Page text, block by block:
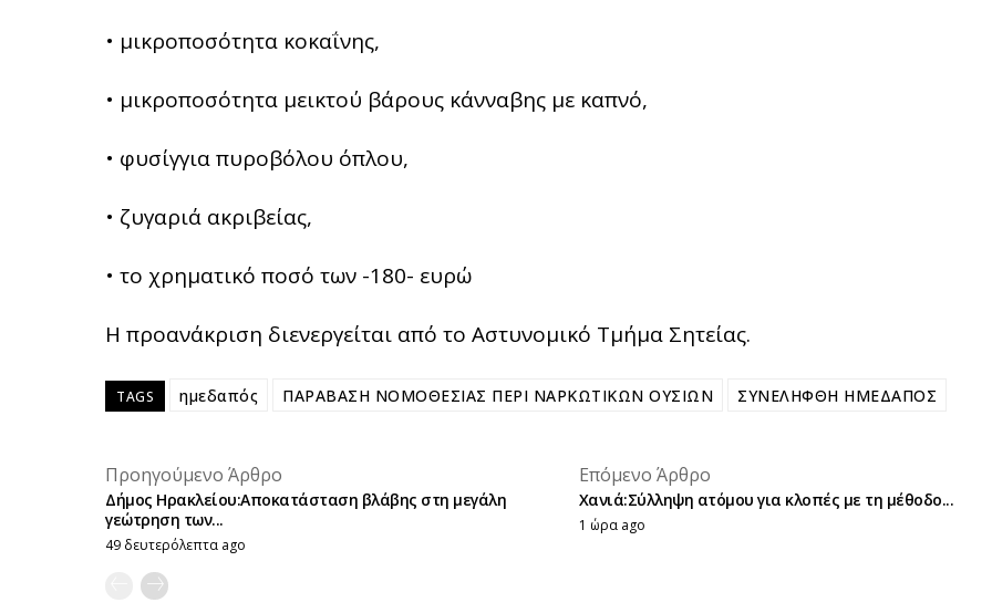
• μικροποσότητα κοκαΐνης,
• μικροποσότητα μεικτού βάρους κάνναβης με καπνό,
• φυσίγγια πυροβόλου όπλου,
• ζυγαριά ακριβείας,
• το χρηματικό ποσό των -180- ευρώ
Η προανάκριση διενεργείται από το Αστυνομικό Τμήμα Σητείας.
TAGS ημεδαπός ΠΑΡΑΒΑΣΗ ΝΟΜΟΘΕΣΙΑΣ ΠΕΡΙ ΝΑΡΚΩΤΙΚΩΝ ΟΥΣΙΩΝ ΣΥΝΕΛΗΦΘΗ ΗΜΕΔΑΠΟΣ
Προηγούμενο Άρθρο placeholder text
Επόμενο Άρθρο
Δήμος Ηρακλείου:Αποκατάσταση βλάβης στη μεγάλη
γεώτρηση των...
49 δευτερόλεπτα ago
Χανιά:Σύλληψη ατόμου για κλοπές με τη μέθοδο...
1 ώρα ago